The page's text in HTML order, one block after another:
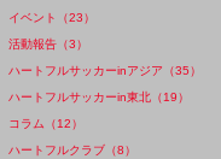
イベント（23）
活動報告（3）
ハートフルサッカーinアジア（35）
ハートフルサッカーin東北（19）
コラム（12）
ハートフルクラブ（8）